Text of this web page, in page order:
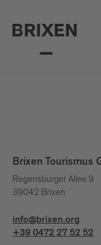
Brixen Tourismus
Regensburger Allee 9
39042 Brixen
info@brixen.org
+39 0472 27 52 52